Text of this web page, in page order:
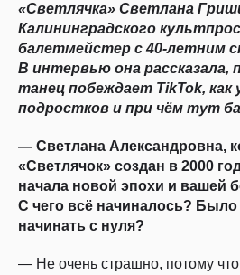
«Светлячка» Светлана
Калининградского
балетмейстер с 40-летним
В интервью она рассказала,
танец побеждает TikTok, как
подростков и при чём тут
— Светлана Александровна,
«Светлячок» создан в 2000
начала новой эпохи и вашей
С чего всё начиналось?
начинать с нуля?
— Не очень страшно, потому